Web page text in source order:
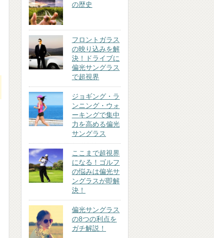
の歴史
フロントガラス
の映り込みを解
決！ドライブに
偏光サングラス
で超視界
ジョギング・ラ
ンニング・ウォ
ーキングで集中
力を高める偏光
サングラス
ここまで超視界
になる！ゴルフ
の悩みは偏光サ
ングラスが即解
決！
偏光サングラス
の8つの利点を
ガチ解説！